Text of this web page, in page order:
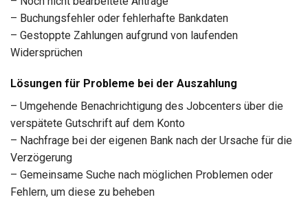
– Buchungsfehler oder fehlerhafte Bankdaten
– Gestoppte Zahlungen aufgrund von laufenden
Widersprüchen
Lösungen für Probleme bei der Auszahlung
– Umgehende Benachrichtigung des Jobcenters über die
verspätete Gutschrift auf dem Konto
– Nachfrage bei der eigenen Bank nach der Ursache für die
Verzögerung
– Gemeinsame Suche nach möglichen Problemen oder
Fehlern, um diese zu beheben